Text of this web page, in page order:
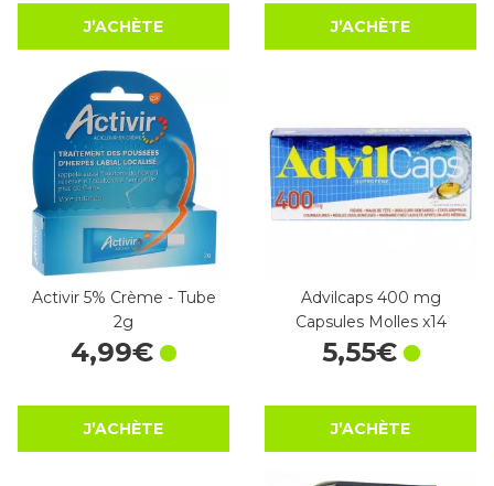
J’ACHÈTE J’ACHÈTE
Activir 5% Crème - Tube
2g
4,99€
J’ACHÈTE
Advilcaps 400 mg
Capsules Molles x14
5,55€
J’ACHÈTE